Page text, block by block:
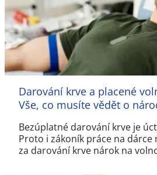
Darování krve a placené
Vše, co musíte vědět o
Bezúplatné darování krve je
Proto i zákoník práce na dárce
za darování krve nárok na